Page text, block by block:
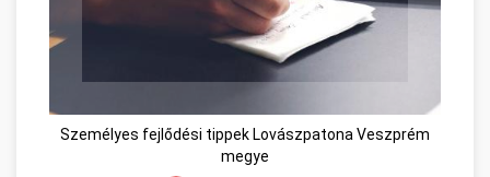
Személyes fejlődési tippek Lovászpatona Veszprém
megye